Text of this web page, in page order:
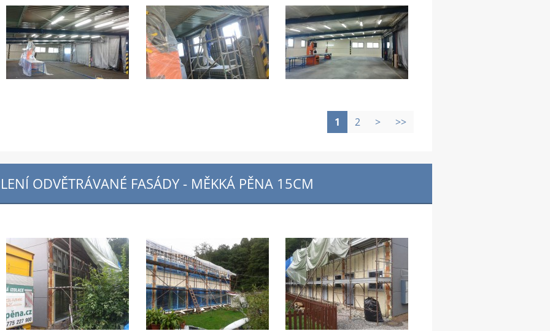
1 2 > >>
ODVĚTRÁVANÉ FASÁDY - MĚKKÁ PĚNA 15CM